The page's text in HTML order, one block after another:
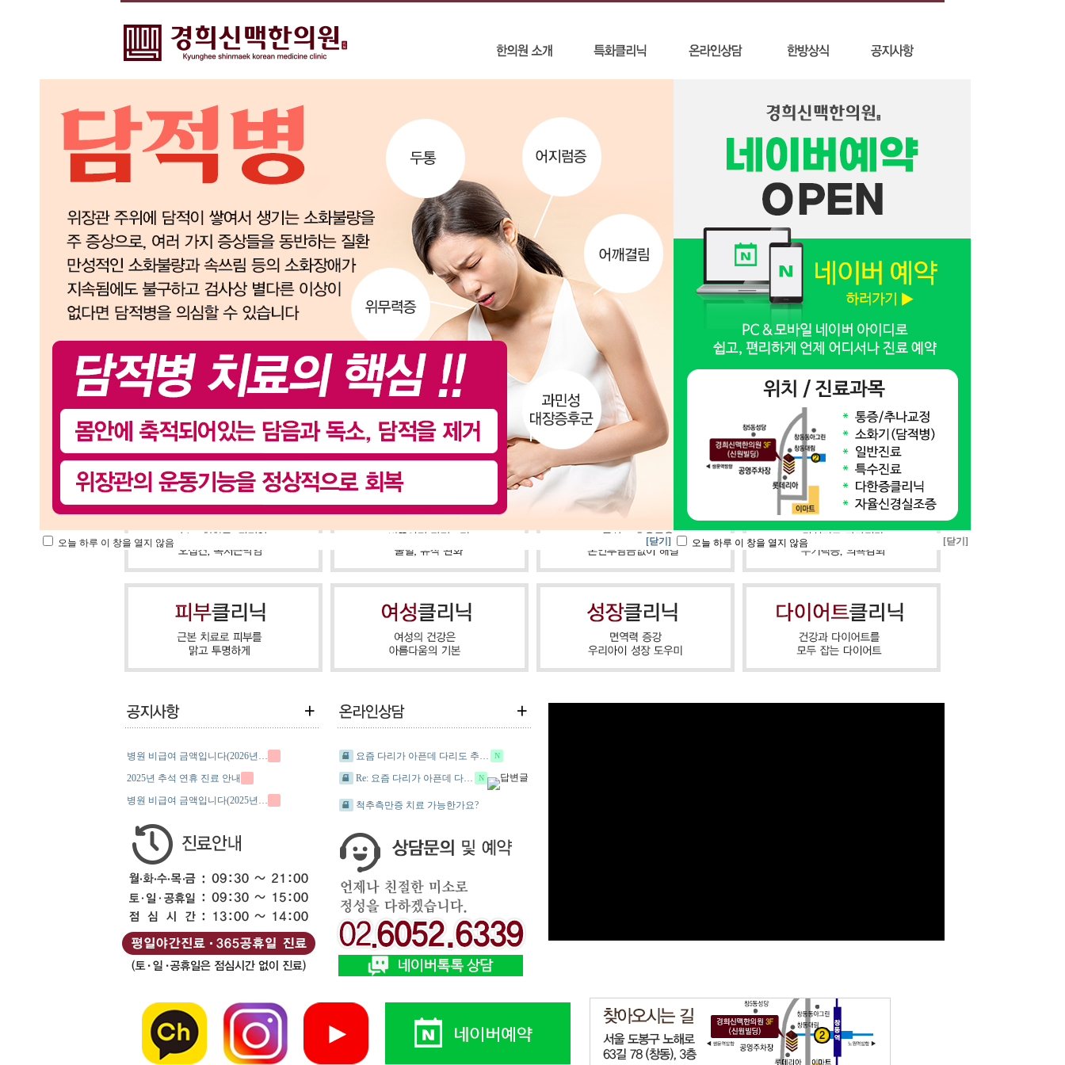
병원 비급여 금액입니다(2026년…
2025년 추석 연휴 진료 안내
병원 비급여 금액입니다(2025년…
요즘 다리가 아픈데 다리도 추… N
Re: 요즘 다리가 아픈데 다… N
척추측만증 치료 가능한가요?
오늘 하루 이 창을 열지 않음 [닫기] 오늘 하루 이 창을 열지 않음 [닫기]